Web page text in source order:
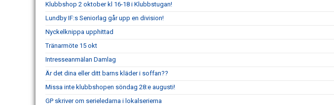
Klubbshop 2 oktober kl 16-18 i Klubbstugan!
Lundby IF:s Seniorlag går upp en division!
Nyckelknippa upphittad
Tränarmöte 15 okt
Intresseanmälan Damlag
Är det dina eller ditt barns kläder i soffan??
Missa inte klubbshopen söndag 28:e augusti!
GP skriver om serieledarna i lokalserierna